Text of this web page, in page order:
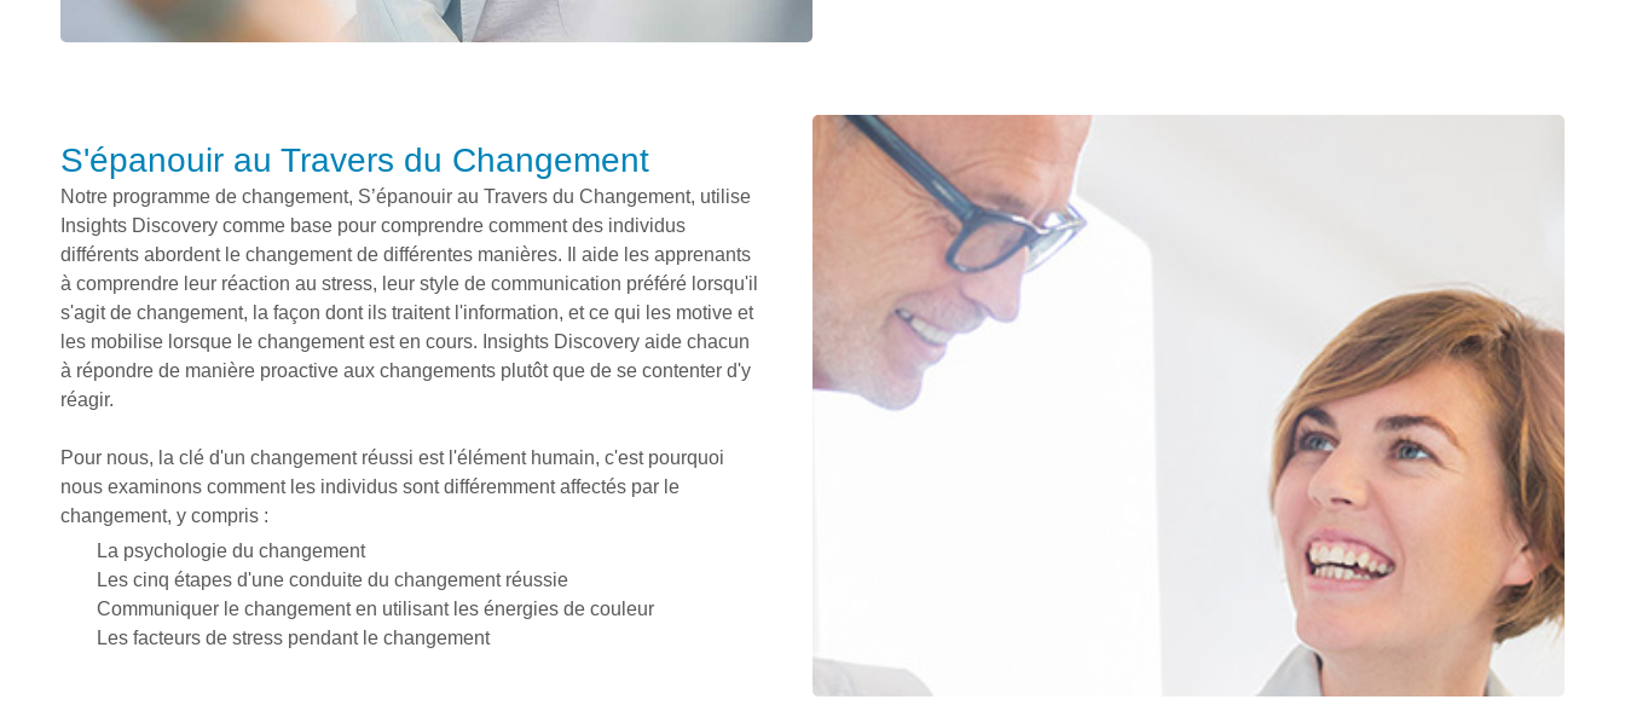
S'épanouir au Travers du Changement
Notre programme de changement, S’épanouir au Travers du Changement, utilise
Insights Discovery comme base pour comprendre comment des individus
différents abordent le changement de différentes manières. Il aide les apprenants
à comprendre leur réaction au stress, leur style de communication préféré lorsqu'il
s'agit de changement, la façon dont ils traitent l'information, et ce qui les motive et
les mobilise lorsque le changement est en cours. Insights Discovery aide chacun
à répondre de manière proactive aux changements plutôt que de se contenter d'y
réagir.
Pour nous, la clé d'un changement réussi est l'élément humain, c'est pourquoi
nous examinons comment les individus sont différemment affectés par le
changement, y compris :
La psychologie du changement
Les cinq étapes d'une conduite du changement réussie
Communiquer le changement en utilisant les énergies de couleur
Les facteurs de stress pendant le changement